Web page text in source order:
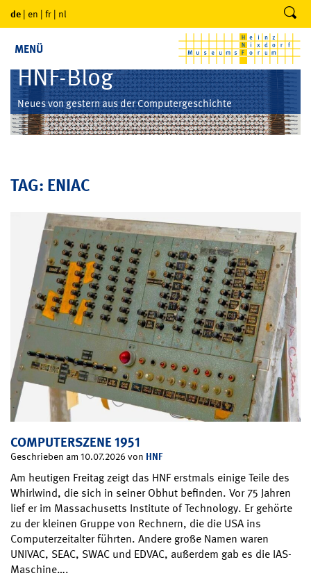
de | en | fr | nl
MENÜ
HNF-Blog
Neues von gestern aus der Computergeschichte
TAG: ENIAC
COMPUTERSZENE 1951
Geschrieben am 10.07.2026 von HNF
Am heutigen Freitag zeigt das HNF erstmals einige Teile des
Whirlwind, die sich in seiner Obhut befinden. Vor 75 Jahren
lief er im Massachusetts Institute of Technology. Er gehörte
zu der kleinen Gruppe von Rechnern, die die USA ins
Computerzeitalter führten. Andere große Namen waren
UNIVAC, SEAC, SWAC und EDVAC, außerdem gab es die IAS-
Maschine….